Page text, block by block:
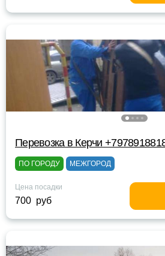
Перевозка в Керчи
ПО ГОРОДУ МЕЖГОРОД
Цена посадки
700 руб